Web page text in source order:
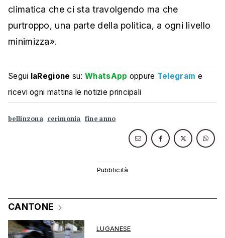
climatica che ci sta travolgendo ma che
purtroppo, una parte della politica, a ogni livello
minimizza».
Segui laRegione su:WhatsApp oppure Telegram e
ricevi ogni mattina le notizie principali
bellinzona cerimonia fine anno
CANTONE
LUGANESE